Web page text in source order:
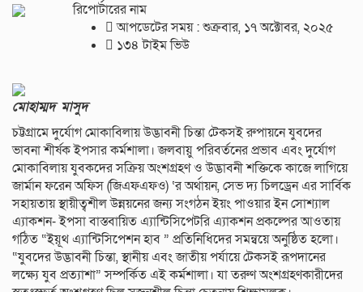
রিপোর্টারের নাম
আপডেটের সময় : শুক্রবার, ১৭ অক্টোবর, ২০২৫
১৩৪ টাইম ভিউ
মোহাম্মদ মাসুদ
চট্টগ্রামে দুর্যোগ মোকাবিলায় উদ্ভাবনী চিন্তা টেকসই রুপায়নে যুবদের
ভাবনা শীর্ষক ইপসার কর্মশালা। জলবায়ু পরিবর্তনের প্রভাব এবং দুর্যোগ
মোকাবিলায় যুবকদের সক্রিয় অংশগ্রহণ ও উদ্ভাবনী শক্তিকে কাজে লাগিয়ে
জার্মান ফরেন অফিস (জিএফএফও) ‘র অর্থায়ন, সেভ দ্য চিলড্রেন এর সার্বিক
সহায়তায় স্থায়ীত্বশীল উন্নয়নের জন্য সংগঠন ইয়ং পাওয়ার ইন সোশ্যাল
এ্যাকশন- ইপসা বাস্তবায়িত এ্যান্টিসিপেটরি এ্যাকশন প্রকল্পের আওতায়
গঠিত “ইয়ূথ এ্যান্টিসিপেশন হাব ” প্রতিনিধিদের সমন্বয়ে অনুষ্ঠিত হলো।
“যুবদের উদ্ভাবনী চিন্তা, স্থানীয় এবং জাতীয় পর্যায়ে টেকসই রূপদানের
লক্ষ্যে যুব প্রত্যাশা” সম্পর্কিত এই কর্মশালা। যা তরুণ অংশগ্রহণকারীদের